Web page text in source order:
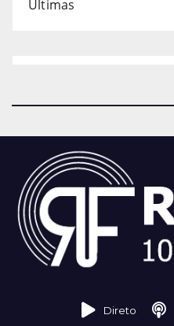
Últimas
Direto